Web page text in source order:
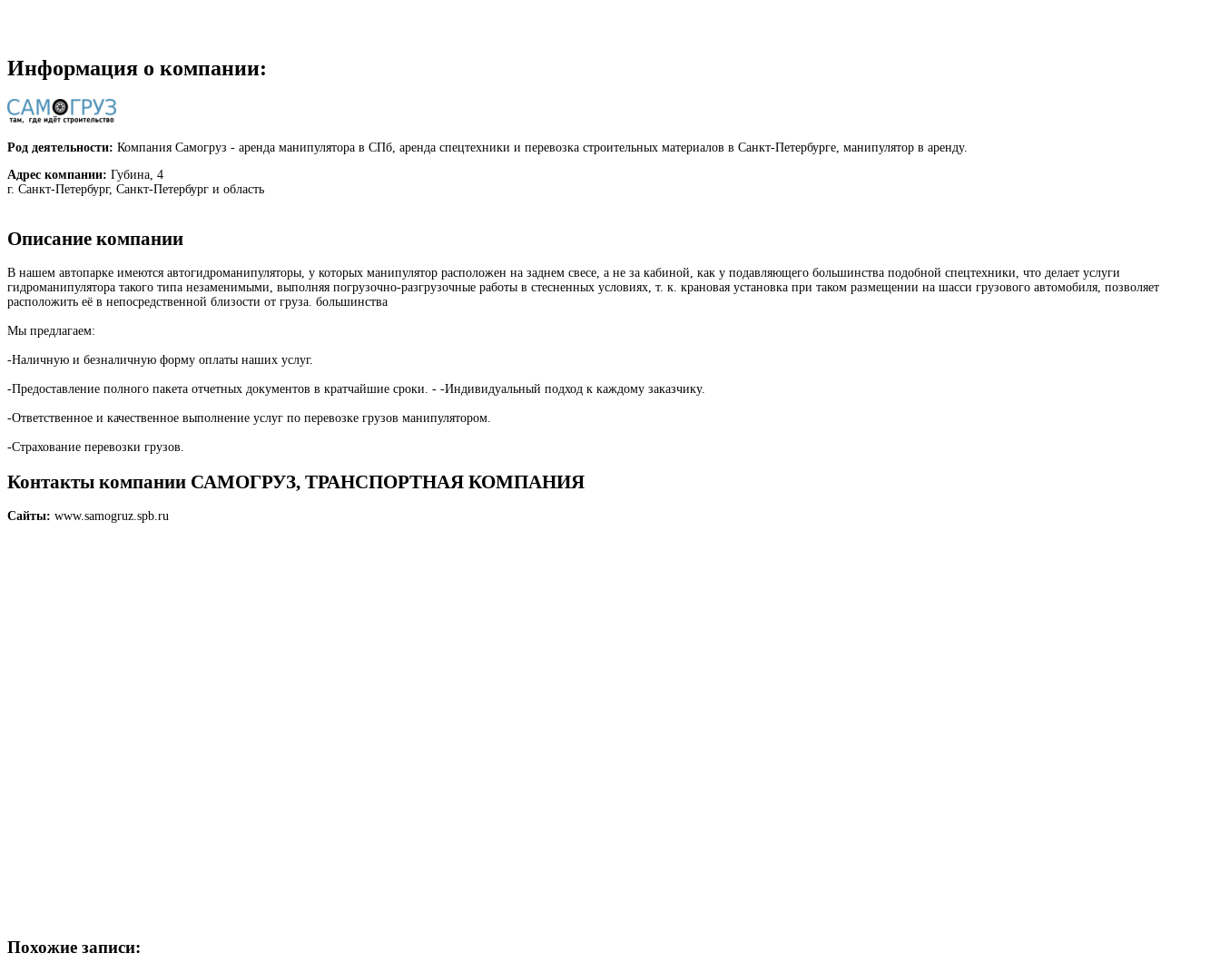
Информация о компании:
Род деятельности: Компания Самогруз - аренда манипулятора в СПб, аренда спецтехники и перевозка строительных материалов в Санкт-Петербурге, манипулятор в аренду.
Адрес компании: Губина, 4
г. Санкт-Петербург, Санкт-Петербург и область
Описание компании
В нашем автопарке имеются автогидроманипуляторы, у которых манипулятор расположен на заднем свесе, а не за кабиной, как у подавляющего большинства подобной спецтехники, что делает услуги
гидроманипулятора такого типа незаменимыми, выполняя погрузочно-разгрузочные работы в стесненных условиях, т. к. крановая установка при таком размещении на шасси грузового автомобиля, позволяет
расположить её в непосредственной близости от груза. большинства
Мы предлагаем:
-Наличную и безналичную форму оплаты наших услуг.
-Предоставление полного пакета отчетных документов в кратчайшие сроки. - -Индивидуальный подход к каждому заказчику.
-Ответственное и качественное выполнение услуг по перевозке грузов манипулятором.
-Страхование перевозки грузов.
Контакты компании САМОГРУЗ, ТРАНСПОРТНАЯ КОМПАНИЯ
Сайты: www.samogruz.spb.ru
Похожие записи: